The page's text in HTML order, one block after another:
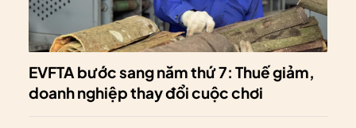
EVFTA bước sang năm thứ 7: Thuế giảm,
doanh nghiệp thay đổi cuộc chơi